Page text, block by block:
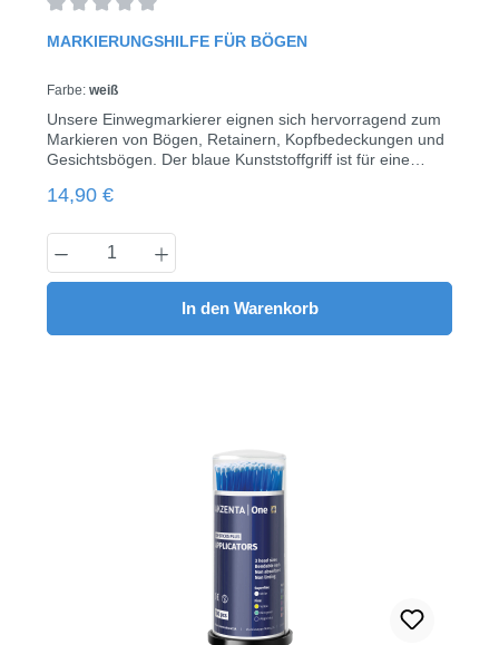
Durchschnittliche Bewertung von 0 von 5 Sternen
MARKIERUNGSHILFE FÜR BÖGEN
Farbe: weiß
Unsere Einwegmarkierer eignen sich hervorragend zum
Markieren von Bögen, Retainern, Kopfbedeckungen und
Gesichtsbögen. Der blaue Kunststoffgriff ist für eine
achteckig geformt.Der Spender erleichtert die Abgabe
erhältlich100 Stück/Pack
Regulärer Preis:
14,90 €
Produkt Anzahl: Gib den gewünschten
In den Warenkorb